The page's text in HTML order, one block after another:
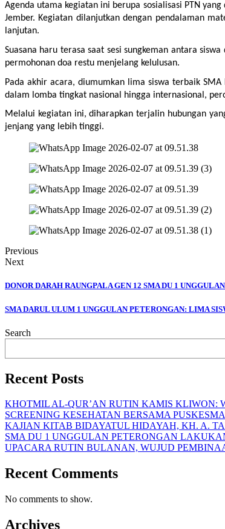
Agenda utama kegiatan ini berupa sosialisasi PTN
Jember. Kegiatan dilanjutkan dengan pendalaman
lanjutan.
Suasana haru terasa saat sesi sungkeman antara
permohonan doa restu menjelang kelulusan.
Pada akhir acara, diumumkan lima siswa terbaik
dalam lomba tingkat nasional hingga internasional,
Melalui kegiatan ini, diharapkan terjalin hubungan
jenjang yang lebih tinggi.
Previous
Next
DONOR DARAH RAUNGPALA GEN 12 SMA DU 1
SMA DARUL ULUM 1 UNGGULAN PETERONGAN: LIMA
Search
Recent Posts
KHOTMIL AL-QUR’AN RUTIN KAMIS KLIWON:
SCREENING KESEHATAN BERSAMA
KAJIAN KITAB BIDAYATUL HIDAYAH, KH. A.
SMA DU 1 UNGGULAN PETERONGAN
UPACARA RUTIN BULANAN, WUJUD
Recent Comments
No comments to show.
Archives